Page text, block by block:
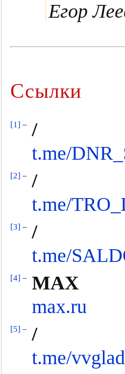
Егор
Ссылки
[1] – /
t.me/
[2] – /
t.me/
[3] – /
t.me/
[4] – MAX
max.ru
[5] – /
t.me/